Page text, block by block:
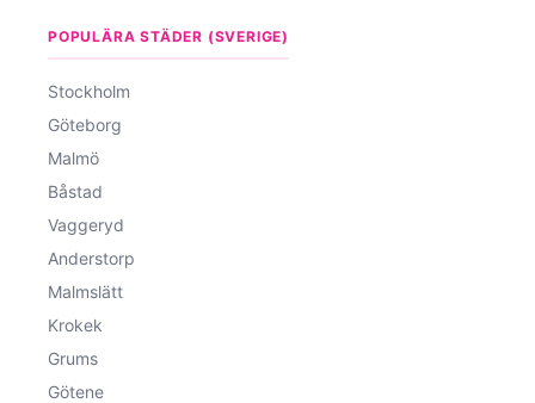
POPULÄRA STÄDER (SVERIGE)
Stockholm
Göteborg
Malmö
Båstad
Vaggeryd
Anderstorp
Malmslätt
Krokek
Grums
Götene